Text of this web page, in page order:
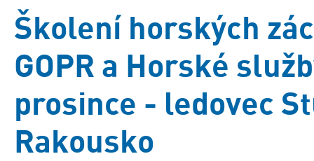
Školení horských
GOPR a Horské
prosince - ledovec
Rakousko